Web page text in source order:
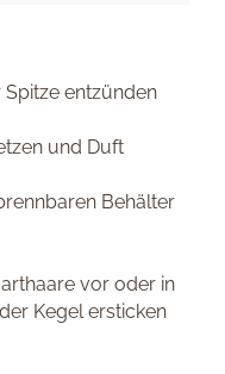
Spitze entzünden
und Duft
Behälter
vor oder in
Kegel ersticken